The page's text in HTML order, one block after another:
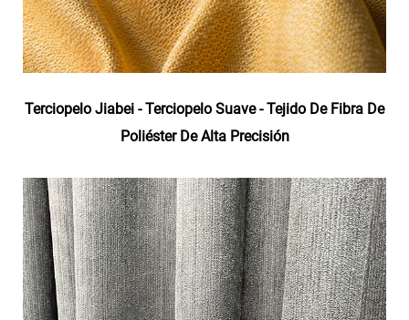
Terciopelo Jiabei - Terciopelo Suave - Tejido De Fibra De
Poliéster De Alta Precisión